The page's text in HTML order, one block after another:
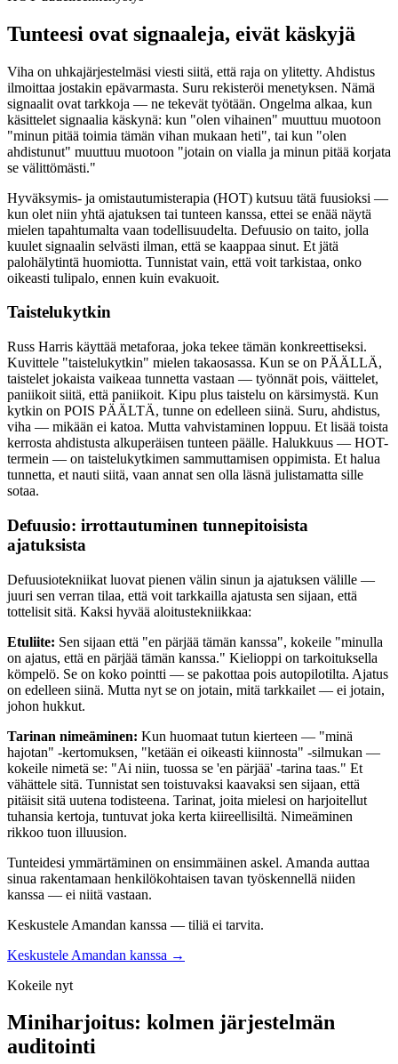
Tunteesi ovat signaaleja, eivät käskyjä
Viha on uhkajärjestelmäsi viesti siitä, että raja on ylitetty. Ahdistus
ilmoittaa jostakin epävarmasta. Suru rekisteröi menetyksen. Nämä
signaalit ovat tarkkoja — ne tekevät työtään. Ongelma alkaa, kun
käsittelet signaalia käskynä: kun "olen vihainen" muuttuu muotoon
"minun pitää toimia tämän vihan mukaan heti", tai kun "olen
ahdistunut" muuttuu muotoon "jotain on vialla ja minun pitää korjata
se välittömästi."
Hyväksymis- ja omistautumisterapia (HOT) kutsuu tätä fuusioksi —
kun olet niin yhtä ajatuksen tai tunteen kanssa, ettei se enää näytä
mielen tapahtumalta vaan todellisuudelta. Defuusio on taito, jolla
kuulet signaalin selvästi ilman, että se kaappaa sinut. Et jätä
palohälytintä huomiotta. Tunnistat vain, että voit tarkistaa, onko
oikeasti tulipalo, ennen kuin evakuoit.
Taistelukytkin
Russ Harris käyttää metaforaa, joka tekee tämän konkreettiseksi.
Kuvittele "taistelukytkin" mielen takaosassa. Kun se on PÄÄLLÄ,
taistelet jokaista vaikeaa tunnetta vastaan — työnnät pois, väittelet,
paniikoit siitä, että paniikoit. Kipu plus taistelu on kärsimystä. Kun
kytkin on POIS PÄÄLTÄ, tunne on edelleen siinä. Suru, ahdistus,
viha — mikään ei katoa. Mutta vahvistaminen loppuu. Et lisää toista
kerrosta ahdistusta alkuperäisen tunteen päälle. Halukkuus — HOT-
termein — on taistelukytkimen sammuttamisen oppimista. Et halua
tunnetta, et nauti siitä, vaan annat sen olla läsnä julistamatta sille
sotaa.
Defuusio: irrottautuminen tunnepitoisista
ajatuksista
Defuusiotekniikat luovat pienen välin sinun ja ajatuksen välille —
juuri sen verran tilaa, että voit tarkkailla ajatusta sen sijaan, että
tottelisit sitä. Kaksi hyvää aloitustekniikkaa:
Etuliite: Sen sijaan että "en pärjää tämän kanssa", kokeile "minulla
on ajatus, että en pärjää tämän kanssa." Kielioppi on tarkoituksella
kömpelö. Se on koko pointti — se pakottaa pois autopilotilta. Ajatus
on edelleen siinä. Mutta nyt se on jotain, mitä tarkkailet — ei jotain,
johon hukkut.
Tarinan nimeäminen: Kun huomaat tutun kierteen — "minä
hajotan" -kertomuksen, "ketään ei oikeasti kiinnosta" -silmukan —
kokeile nimetä se: "Ai niin, tuossa se 'en pärjää' -tarina taas." Et
vähättele sitä. Tunnistat sen toistuvaksi kaavaksi sen sijaan, että
pitäisit sitä uutena todisteena. Tarinat, joita mielesi on harjoitellut
tuhansia kertoja, tuntuvat joka kerta kiireellisiltä. Nimeäminen
rikkoo tuon illuusion.
Tunteidesi ymmärtäminen on ensimmäinen askel. Amanda auttaa
sinua rakentamaan henkilökohtaisen tavan työskennellä niiden
kanssa — ei niitä vastaan.
Keskustele Amandan kanssa — tiliä ei tarvita.
Keskustele Amandan kanssa →
Kokeile nyt
Miniharjoitus: kolmen järjestelmän
auditointi